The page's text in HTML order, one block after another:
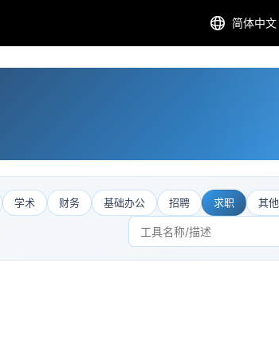
简体中文
学术 财务 基础办公 招聘 求职 其他